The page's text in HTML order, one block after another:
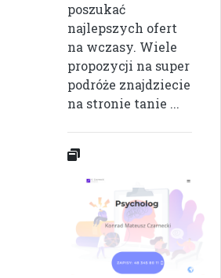
poszukać
najlepszych ofert
na wczasy. Wiele
propozycji na super
podróże znajdziecie
na stronie tanie ...